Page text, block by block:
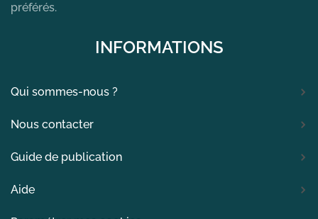
préférés.
INFORMATIONS
Qui sommes-nous ?
Nous contacter
Guide de publication
Aide